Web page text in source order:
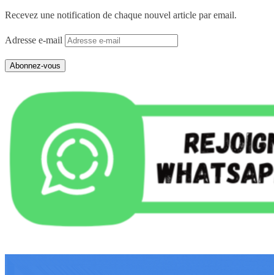
Recevez une notification de chaque nouvel article par email.
Adresse e-mail
Abonnez-vous